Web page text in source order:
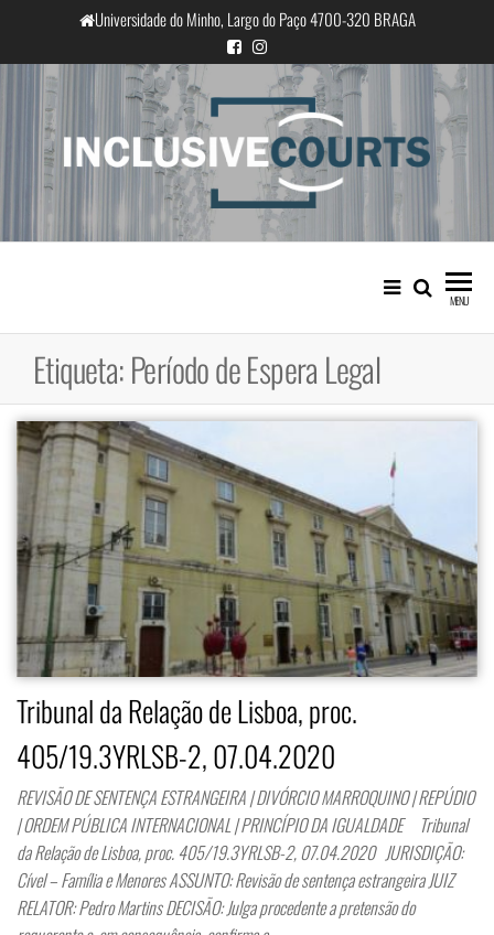
o
conteúdo
Universidade do Minho, Largo do Paço 4700-320 BRAGA
InclusiveCourts
Igualdade e diferença cultural na
prática judicial portuguesa
MENU
Etiqueta:Período de Espera Legal
Tribunal da Relação de Lisboa, proc.
405/19.3YRLSB-2, 07.04.2020
REVISÃO DE SENTENÇA ESTRANGEIRA | DIVÓRCIO MARROQUINO | REPÚDIO
| ORDEM PÚBLICA INTERNACIONAL | PRINCÍPIO DA IGUALDADE Tribunal
da Relação de Lisboa, proc. 405/19.3YRLSB-2, 07.04.2020 JURISDIÇÃO:
Cível – Família e Menores ASSUNTO: Revisão de sentença estrangeira JUIZ
RELATOR: Pedro Martins DECISÃO: Julga procedente a pretensão do